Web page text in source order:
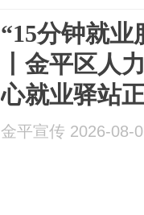
“15分钟就业
丨金平区人
心就业驿站
金平宣传 2026-08-